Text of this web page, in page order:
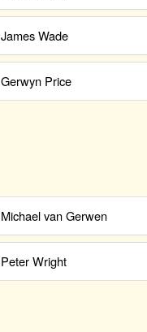
James Wade
Gerwyn Price
Michael van Gerwen
Peter Wright